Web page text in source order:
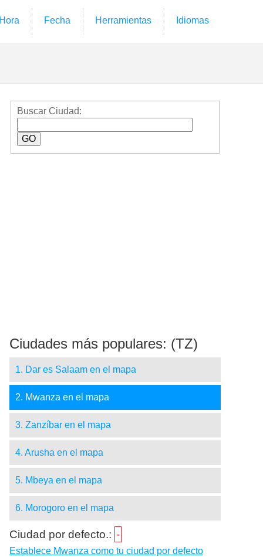
Fecha Herramientas Idiomas
Buscar Ciudad:
Ciudades más populares: (TZ)
1. Dar es Salaam en el mapa
2. Mwanza en el mapa
3. Zanzíbar en el mapa
4. Arusha en el mapa
5. Mbeya en el mapa
6. Morogoro en el mapa
Ciudad por defecto.: -
Establece Mwanza como tu ciudad por defecto